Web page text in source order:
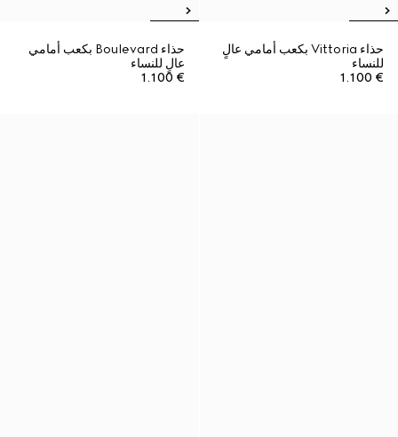
حذاء Vittoria بكعب أمامي عالٍ
للنساء
€ 1.100
حذاء Boulevard بكعب أمامي
عالٍ للنساء
€ 1.100